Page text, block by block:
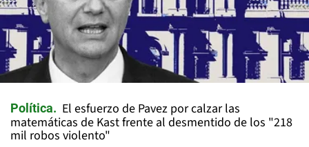
Política
El esfuerzo de Pavez por calzar las
matemáticas de Kast frente al desmentido de los "218
mil robos violento"